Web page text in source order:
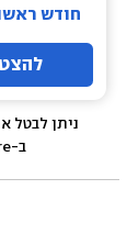
חודש ראשון
ניתן לבטל